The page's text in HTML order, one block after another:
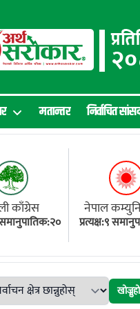
मतान्तर निर्वाचित
काँग्रेस
समानुपातिक:२०
नेपाल
प्रत्यक्ष:९